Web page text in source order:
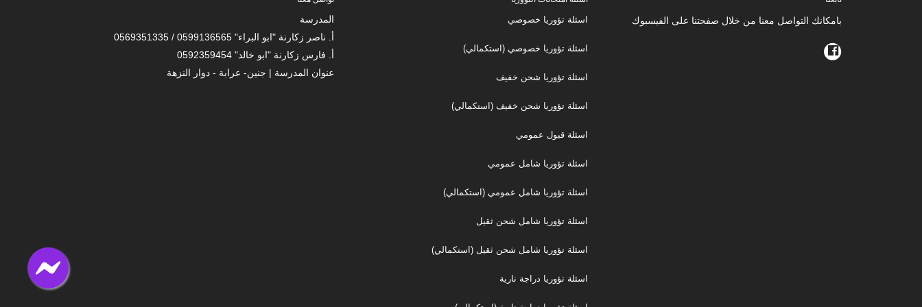
المدرسة
أ. ناصر زكارنة "ابو البراء" 0599136565 / 0569351335
أ. فارس زكارنة "ابو خالد" 0592359454
عنوان المدرسة | جنين- عرابة - دوار النزهة
اسئلة تؤوريا خصوصي
اسئلة تؤوريا خصوصي (استكمالي)
اسئلة تؤوريا شحن خفيف
اسئلة تؤوريا شحن خفيف (استكمالي)
اسئلة قبول عمومي
اسئلة تؤوريا شامل عمومي
اسئلة تؤوريا شامل عمومي (استكمالي)
اسئلة تؤوريا شامل شحن ثقيل
اسئلة تؤوريا شامل شحن ثقيل (استكمالي)
اسئلة تؤوريا دراجة نارية
بامكانك التواصل معنا من خلال صفحتنا على الفيسبوك